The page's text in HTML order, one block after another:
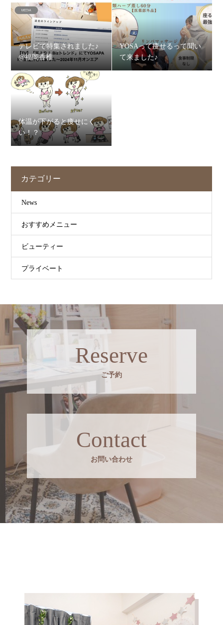
テレビで特集されました♪
@福岡香椎
YOSAって痩せるって聞い
て来ました♪
体温が下がると痩せにく
い！？
カテゴリー
News
おすすめメニュー
ビューティー
プライベート
Reserve
ご予約
Contact
お問い合わせ